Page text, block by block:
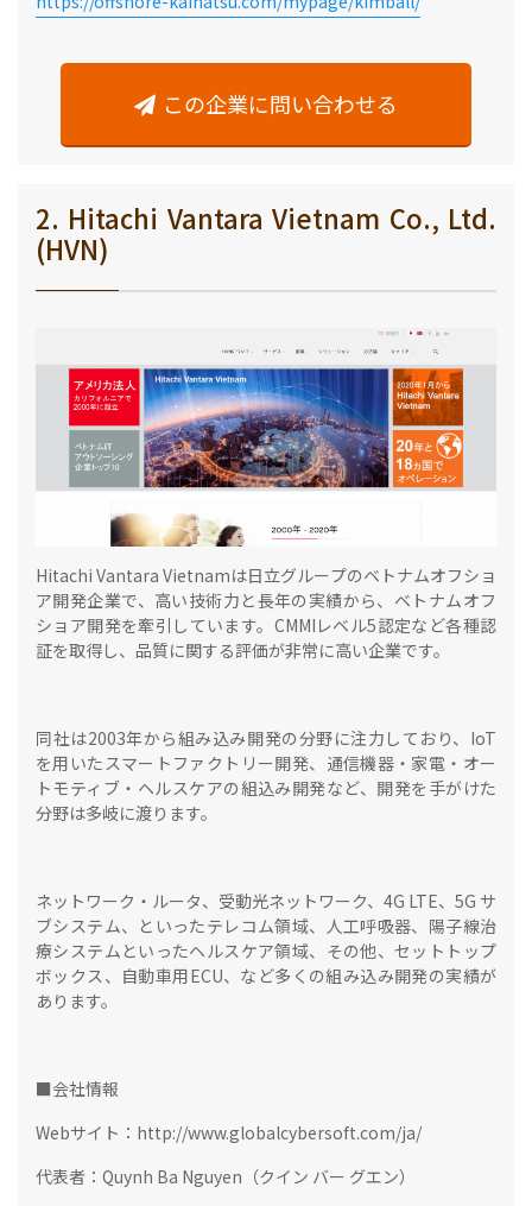
この企業に問い合わせる
2. Hitachi Vantara Vietnam Co., Ltd.
(HVN)
Hitachi Vantara Vietnamは日立グループのベトナムオフショ
ア開発企業で、高い技術力と長年の実績から、ベトナムオフ
ショア開発を牽引しています。CMMIレベル5認定など各種認
証を取得し、品質に関する評価が非常に高い企業です。
同社は2003年から組み込み開発の分野に注力しており、IoT
を用いたスマートファクトリー開発、通信機器・家電・オー
トモティブ・ヘルスケアの組込み開発など、開発を手がけた
分野は多岐に渡ります。
ネットワーク・ルータ、受動光ネットワーク、4G LTE、5G サ
ブシステム、といったテレコム領域、人工呼吸器、陽子線治
療システムといったヘルスケア領域、その他、セットトップ
ボックス、自動車用ECU、など多くの組み込み開発の実績が
あります。
■会社情報
Webサイト：http://www.globalcybersoft.com/ja/
代表者：Quynh Ba Nguyen（クイン バー グエン）